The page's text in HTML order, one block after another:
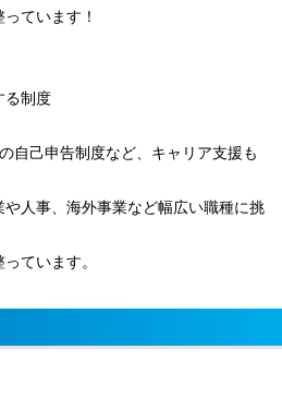
ています！
る制度
自己申告制度など、キャリア支援も
人事、海外事業など幅広い職種に挑
ています。